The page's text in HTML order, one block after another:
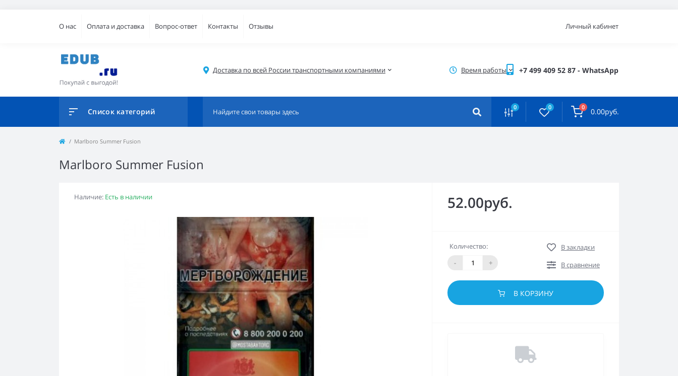
О нас Оплата и доставка Вопрос-ответ Контакты Отзывы Личный кабинет
Доставка по всей России транспортными компаниями Время работы +7 499 409 52 87 - WhatsApp
Список категорий 0 0 0 0.00руб.
Marlboro Summer Fusion
Marlboro Summer Fusion
Наличие: Есть в наличии 52.00руб.
Количество:
-
+
В закладки
В сравнение
В КОРЗИНУ